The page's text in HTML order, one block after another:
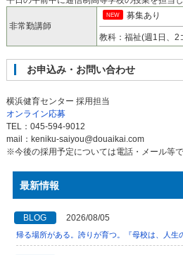
非常勤講師
NEW 募集あり
教科：福祉(週1日、2
お申込み・お問い合わせ
横浜健育センター 採用担当
オンライン応募
TEL：045-594-9012
mail：keniku-saiyou@douaikai.com
※今後の採用予定については電話・メール等で
最新情報
BLOG 2026/08/05
帰る場所がある。誇りが育つ。『母校は、人生